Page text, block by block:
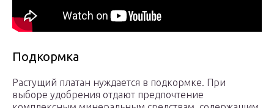
Подкормка
Растущий платан нуждается в подкормке. При
выборе удобрения отдают предпочтение